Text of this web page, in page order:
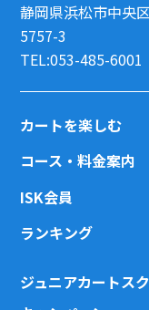
静岡県浜松市中央
5757-3
TEL:053-485-6001
カートを楽しむ
コース・料金案内
ISK会員
ランキング
ジュニアカートス